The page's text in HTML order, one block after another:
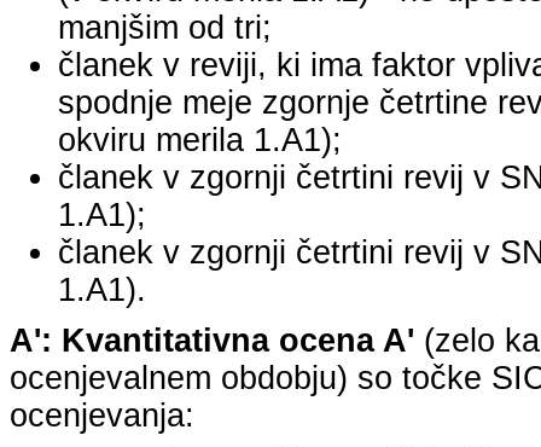
manjšim od tri;
članek v reviji, ki ima faktor
spodnje meje zgornje četrtine
okviru merila 1.A1);
članek v zgornji četrtini revij v
1.A1);
članek v zgornji četrtini revij v
1.A1).
A': Kvantitativna ocena A' (zelo
ocenjevalnem obdobju) so točke
ocenjevanja: